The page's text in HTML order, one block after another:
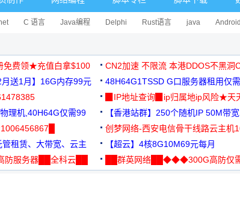
C 语言 Java编程 Delphi Rust语言 java Android
免费领★充值白拿$100 CN2加速 不限流 本港DDOS不黑洞
送1月】16G内存99元
48H64G1TSSD G口服务器租用仅需
3000+可免费测试
▉IP地址查询▉ip归属地ip风险★天
理机,40H64G仅需99
【香港站群】250个随机IP 50M带
创梦网络-西安电信骨干线路云主机
88元/月
管租赁、大带宽、云主
【超云】4核8G10M69元每月
防服务器██全科云██
██群英网络██◆◆◆300G高防仅